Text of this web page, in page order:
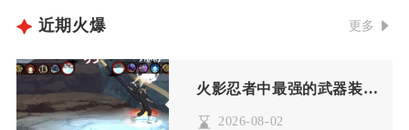
近期火爆 更多
火影忍者中最强的武器装备是由谁打造的
2026-08-02